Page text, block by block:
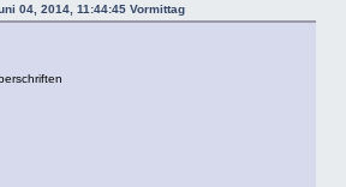
04, 2014, 11:44:45 Vormittag